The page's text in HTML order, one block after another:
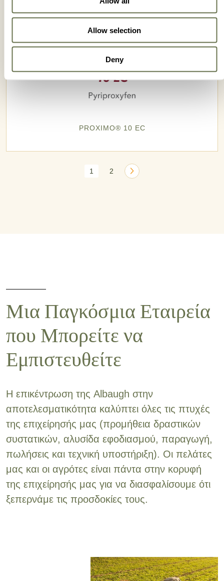
Allow selection
Deny
PROXIMO® 10 EC
1 2
Μια Παγκόσμια Εταιρεία
που Μπορείτε να
Εμπιστευθείτε
Η επικέντρωση της Albaugh στην
αποτελεσματικότητα καλύπτει όλες τις πτυχές
της επιχείρησής μας (προμήθεια δραστικών
συστατικών, αλυσίδα εφοδιασμού, παραγωγή,
πωλήσεις και τεχνική υποστήριξη). Οι πελάτες
μας και οι αγρότες είναι πάντα στην κορυφή
της επιχείρησής μας για να διασφαλίσουμε ότι
ξεπερνάμε τις προσδοκίες τους.